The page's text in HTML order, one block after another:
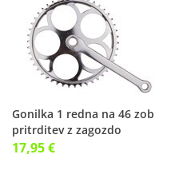
Gonilka 1 redna na 46 zob
pritrditev z zagozdo
17,95 €